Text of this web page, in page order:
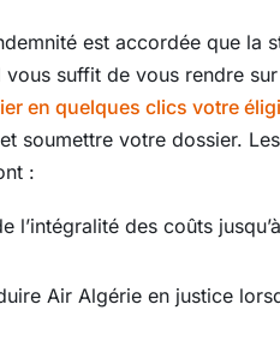
est accordée que la
vous suffit de vous rendre
en quelques clics votre
soumettre votre dossier.
:
l’intégralité des coûts
Air Algérie en justice